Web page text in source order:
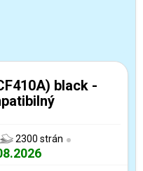
black -
2300 strán